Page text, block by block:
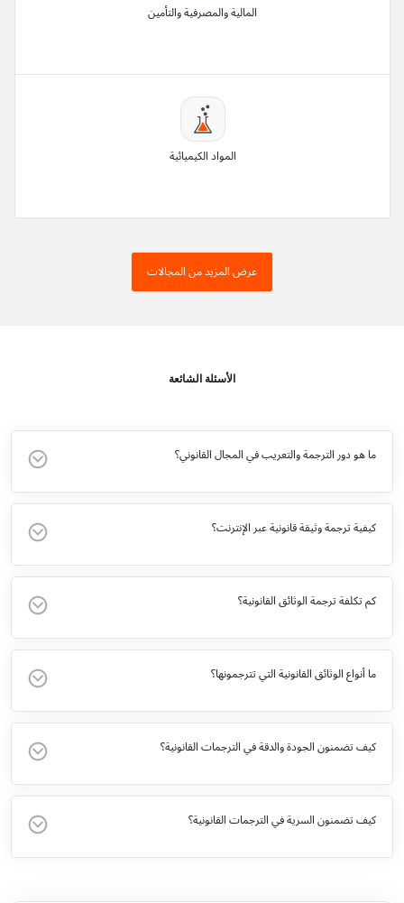
المالية والمصرفية والتأمين
المواد الكيميائية
عرض المزيد من المجالات
الأسئلة الشائعة
ما هو دور الترجمة والتعريب في المجال القانوني؟
كيفية ترجمة وثيقة قانونية عبر الإنترنت؟
كم تكلفة ترجمة الوثائق القانونية؟
ما أنواع الوثائق القانونية التي تترجمونها؟
كيف تضمنون الجودة والدقة في الترجمات القانونية؟
كيف تضمنون السرية في الترجمات القانونية؟